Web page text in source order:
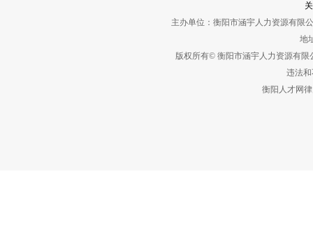
主办单位：衡阳市涵宇人力资源有限
地
版权所有© 衡阳市涵宇人力资源有
违法和
衡阳人才网